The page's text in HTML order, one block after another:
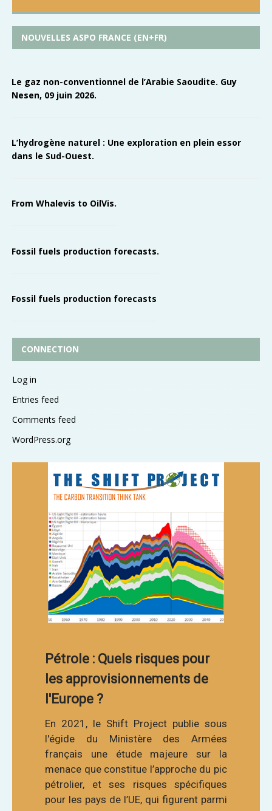
NOUVELLES ASPO FRANCE (EN+FR)
Le gaz non-conventionnel de l’Arabie Saoudite. Guy
Nesen, 09 juin 2026.
L’hydrogène naturel : Une exploration en plein essor
dans le Sud-Ouest.
From Whalevis to OilVis.
Fossil fuels production forecasts.
Fossil fuels production forecasts
CONNECTION
Log in
Entries feed
Comments feed
WordPress.org
Pétrole : Quels risques pour
les approvisionnements de
l'Europe ?
En 2021, le Shift Project publie sous
l'égide du Ministère des Armées
français une étude majeure sur la
menace que constitue l’approche du pic
pétrolier, et ses risques spécifiques
pour les pays de l’UE, qui figurent parmi